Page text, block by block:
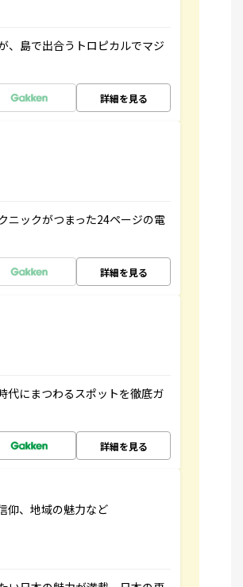
、島で出合うトロピカルでマジ
詳細を見る
ニックがつまった24ページの電
詳細を見る
代にまつわるスポットを徹底ガ
詳細を見る
仰、地域の魅力など